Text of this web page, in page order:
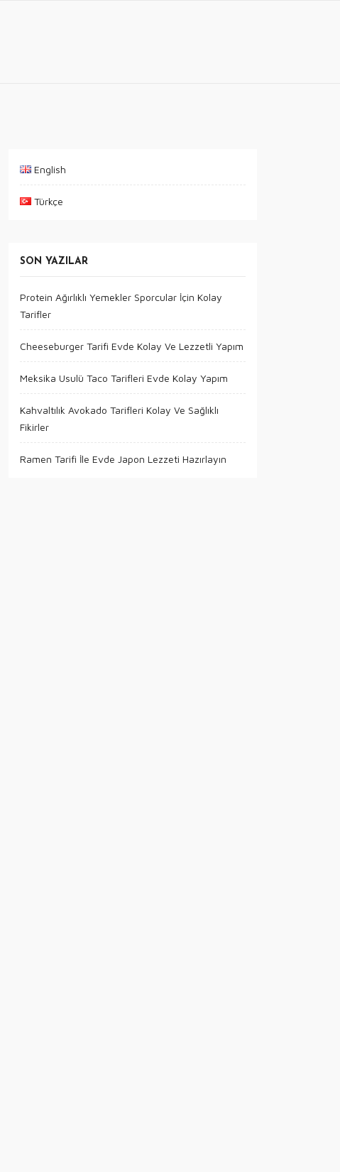
English
Türkçe
SON YAZILAR
Protein Ağırlıklı Yemekler Sporcular İçin Kolay
Tarifler
Cheeseburger Tarifi Evde Kolay Ve Lezzetli Yapım
Meksika Usulü Taco Tarifleri Evde Kolay Yapım
Kahvaltılık Avokado Tarifleri Kolay Ve Sağlıklı
Fikirler
Ramen Tarifi İle Evde Japon Lezzeti Hazırlayın